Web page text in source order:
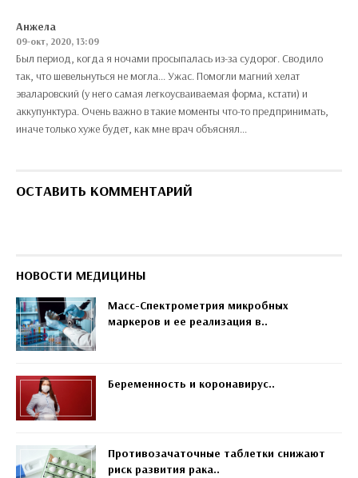
Анжела
09-окт, 2020, 13:09
Был период, когда я ночами просыпалась из-за судорог. Сводило
так, что шевельнуться не могла... Ужас. Помогли магний хелат
эваларовский (у него самая легкоусваиваемая форма, кстати) и
аккупунктура. Очень важно в такие моменты что-то предпринимать,
иначе только хуже будет, как мне врач объяснял...
ОСТАВИТЬ КОММЕНТАРИЙ
НОВОСТИ МЕДИЦИНЫ
Масс-Спектрометрия микробных
маркеров и ее реализация в..
Беременность и коронавирус..
Противозачаточные таблетки снижают
риск развития рака..